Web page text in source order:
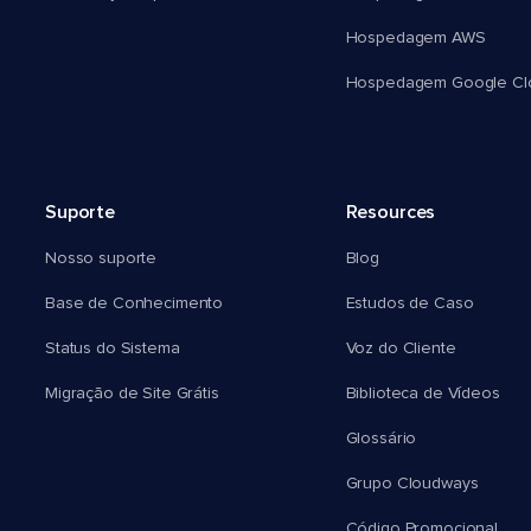
Hospedagem AWS
Hospedagem Google
Suporte
Nosso suporte
Base de Conhecimento
Status do Sistema
Migração de Site Grátis
Resources
Blog
Estudos de Caso
Voz do Cliente
Biblioteca de Vídeos
Glossário
Grupo Cloudways